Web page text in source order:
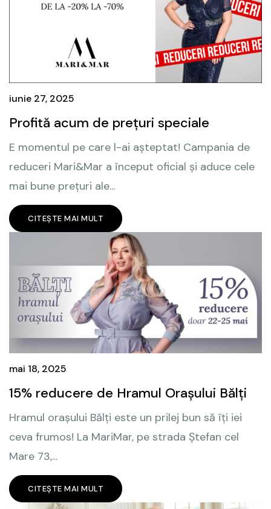
iunie 27, 2025
Profită acum de prețuri speciale
E momentul pe care l-ai așteptat! Campania de
reduceri Mari&Mar a început oficial și aduce cele
mai bune prețuri ale...
CITEȘTE MAI MULT
mai 18, 2025
15% reducere de Hramul Orașului Bălți
Hramul orașului Bălți este un prilej bun să îți iei
ceva frumos! La MariMar, pe strada Ștefan cel
Mare 73,...
CITEȘTE MAI MULT